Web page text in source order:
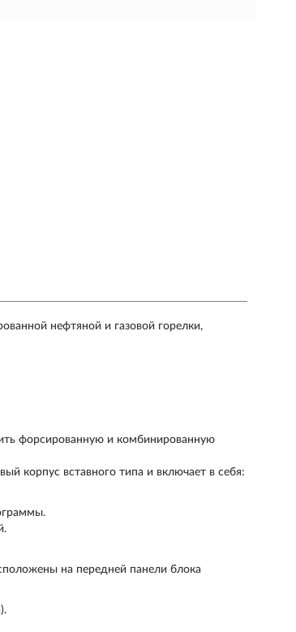
нефтяной и газовой горелки,
форсированную и комбинированную
корпус вставного типа и включает в себя:
на передней панели блока